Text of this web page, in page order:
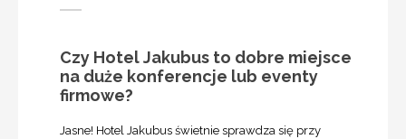
Czy Hotel Jakubus to dobre miejsce
na duże konferencje lub eventy
firmowe?
Jasne! Hotel Jakubus świetnie sprawdza się przy